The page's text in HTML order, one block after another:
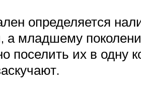
определяется
а младшему
поселить их в одну